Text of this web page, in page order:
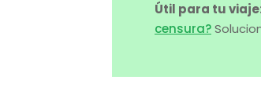
Útil para tu
censura?